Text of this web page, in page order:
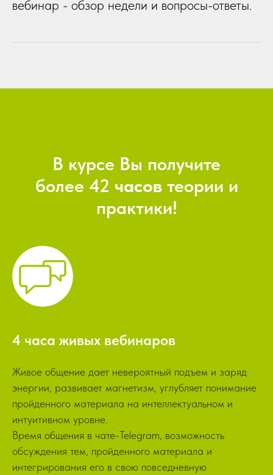
вебинар - обзор недели и вопросы-ответы.
В курсе Вы получите
более 42 часовтеории и
практики!
4 часа живых вебинаров
Живое общение дает невероятный подъем и заряд
энергии, развивает магнетизм, углубляет понимание
пройденного материала на интеллектуальном и
интуитивном уровне.
Время общения в чате-Telegram, возможность
обсуждения тем, пройденного материала и
интегрирования его в свою повседневную